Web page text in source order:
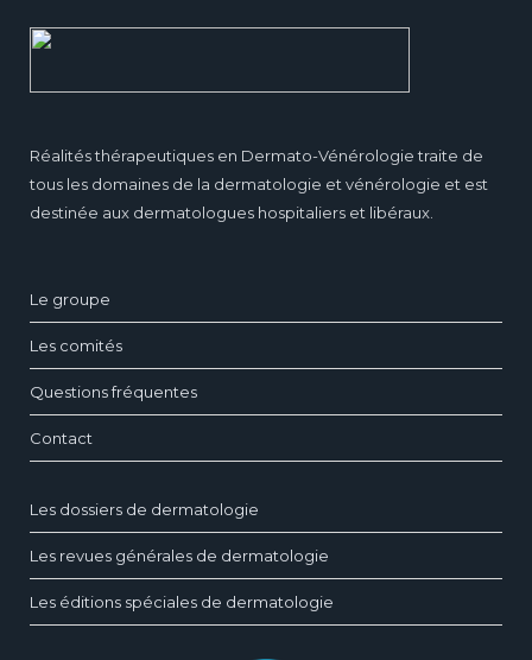
Réalités thérapeutiques en Dermato-Vénérologie traite de
tous les domaines de la dermatologie et vénérologie et est
destinée aux dermatologues hospitaliers et libéraux.
Le groupe
Les comités
Questions fréquentes
Contact
Les dossiers de dermatologie
Les revues générales de dermatologie
Les éditions spéciales de dermatologie